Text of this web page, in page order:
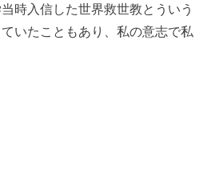
時入信した世界救世教とういう
いたこともあり、私の意志で私